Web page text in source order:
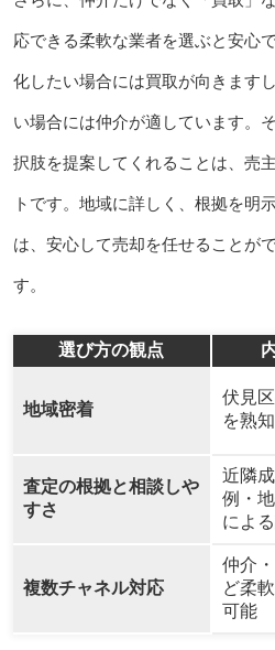
応できる柔軟な業者を選ぶと安心
化したい場合には買取が向きます
い場合には仲介が適しています。
択肢を提案してくれることは、売
トです。地域に詳しく、根拠を明
は、安心して売却を任せることが
す。
選び方の観点
地域密着
伏見
を熟知
査定の根拠と相談しや
すさ
近隣
例・
によ
複数チャネル対応
仲介
ど柔
可能